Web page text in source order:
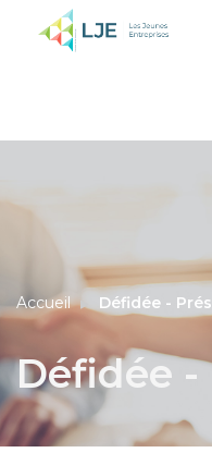
Accueil Défidée -
Défidée